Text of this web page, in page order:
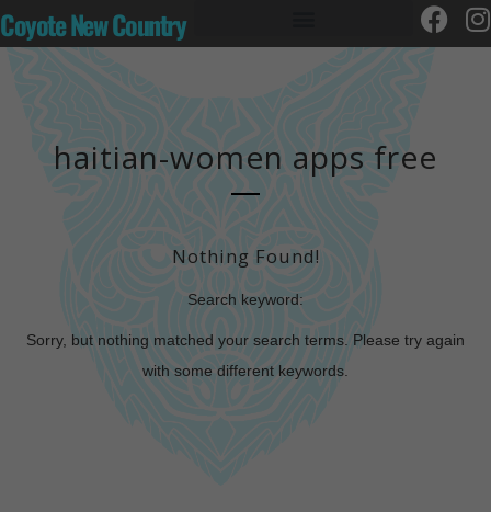
Coyote New Country
haitian-women apps free
Nothing Found!
Search keyword:
Sorry, but nothing matched your search terms. Please try again
with some different keywords.